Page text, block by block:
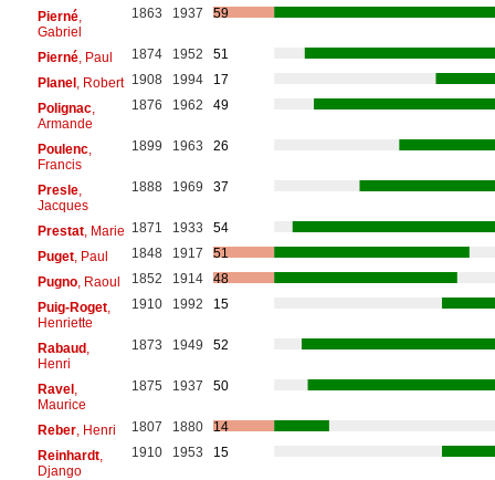
Pierné,
Gabriel
1863 1937 59
Pierné, Paul 1874 1952
51
Planel, Robert 1908 1994
17
Polignac,
Armande
1876 1962 49
Poulenc,
Francis
1899 1963 26
Presle,
Jacques
1888 1969 37
Prestat, Marie 1871 1933
54
Puget, Paul 1848 1917
51
Pugno, Raoul 1852 1914
48
Puig-Roget,
Henriette
1910 1992 15
Rabaud,
Henri
1873 1949 52
Ravel,
Maurice
1875 1937 50
Reber, Henri 1807 1880
14
Reinhardt,
Django
1910 1953 15